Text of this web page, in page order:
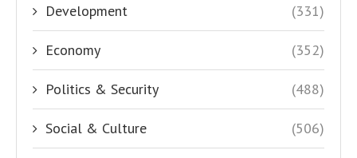
Development (331)
Economy (352)
Politics & Security (488)
Social & Culture (506)